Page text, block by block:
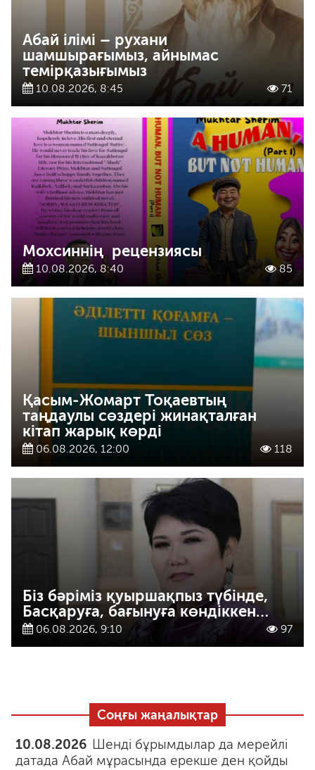
Абай ілімі – рухани
шамшырағымыз, айнымас
темірқазығымыз
10.08.2026, 8:45 71
Мохсиннің рецензиясы
10.08.2026, 8:40 85
Қасым-Жомарт Тоқаевтың
таңдаулы сөздері жинақталған
кітап жарық көрді
06.08.2026, 12:00 118
Біз бәріміз қуыршақпыз түбінде,
Басқаруға, бағынуға көндіккен…
06.08.2026, 9:10 97
Соңғы жаңалықтар
10.08.2026 Шенді бұрымдылар да мерейлі
датада Абай мұрасында ерекше ден қойды